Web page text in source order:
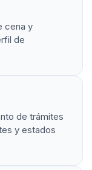
cena y
de
de trámites
y estados